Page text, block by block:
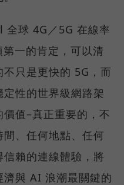
球 4G／5G 在線率
一的肯定，可以清
只是更快的 5G，而
性的世界級網路架
值–真正重要的，不
、任何地點、任何
賴的連線體驗，將
濟與 AI 浪潮最關鍵的